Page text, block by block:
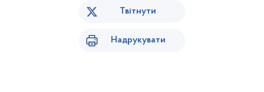
Твітнути
Надрукувати